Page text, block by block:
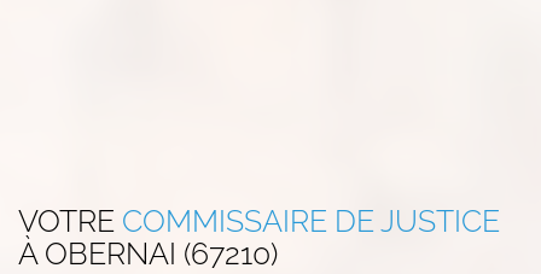
VOTRE COMMISSAIRE DE JUSTICE
À OBERNAI (67210)